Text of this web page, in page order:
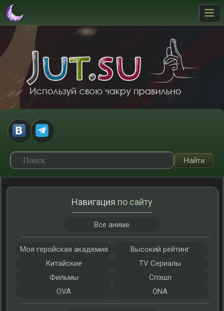
Навигация по сайту
Все аниме
Моя геройская академия
Высокий рейтинг
Китайские
TV Сериалы
Фильмы
Спэшл
OVA
ONA